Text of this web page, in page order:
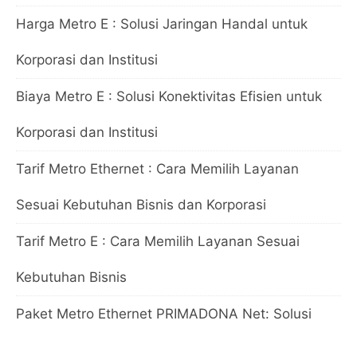
Harga Metro E : Solusi Jaringan Handal untuk
Korporasi dan Institusi
Biaya Metro E : Solusi Konektivitas Efisien untuk
Korporasi dan Institusi
Tarif Metro Ethernet : Cara Memilih Layanan
Sesuai Kebutuhan Bisnis dan Korporasi
Tarif Metro E : Cara Memilih Layanan Sesuai
Kebutuhan Bisnis
Paket Metro Ethernet PRIMADONA Net: Solusi